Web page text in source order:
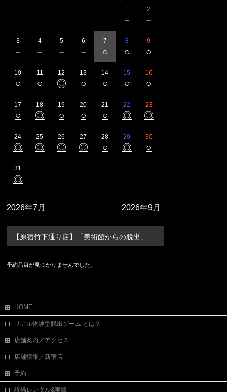
1
－
2
－
3
－
4
－
5
－
6
－
7
○
8
○
9
○
10
○
11
○
12
◎
13
○
14
○
15
○
16
○
17
○
18
◎
19
○
20
○
21
○
22
◎
23
◎
24
◎
25
◎
26
◎
27
◎
28
○
29
◎
30
○
31
◎
2026年7月 2026年9月
【原宿竹下通り店】「美術館からの脱出」
予約品目が見つかりませんでした。
HOME
リアル体験型脱出ゲーム とは？
店舗案内／アクセス
店舗情報／新宿店
予約
設備レンタル&実績